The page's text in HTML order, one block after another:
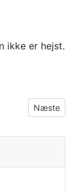
ikke er hejst.
Næste
Næste